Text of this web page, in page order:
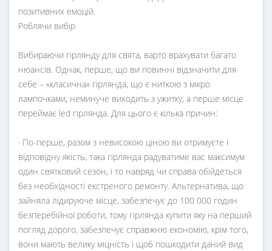
позитивних емоцій.
Роблячи вибір
Вибираючи гірлянду для свята, варто врахувати багато
нюансів. Однак, перше, що ви повинні відзначити для
себе – «класична» гірлянда, що є ниткою з мікро
лампочками, неминуче виходить з ужитку, а перше місце
переймає led гірлянда. Для цього є кілька причин:
· По-перше, разом з невисокою ціною ви отримуєте і
відповідну якість, така гірлянда радуватиме вас максимум
один святковий сезон, і то навряд чи справа обійдеться
без необхідності екстреного ремонту. Альтернатива, що
зайняла лідируюче місце, забезпечує до 100 000 годин
безперебійної роботи, тому гірлянда купити яку на перший
погляд дорого, забезпечує справжню економію, крім того,
вони мають велику міцність і щоб пошкодити даний вид